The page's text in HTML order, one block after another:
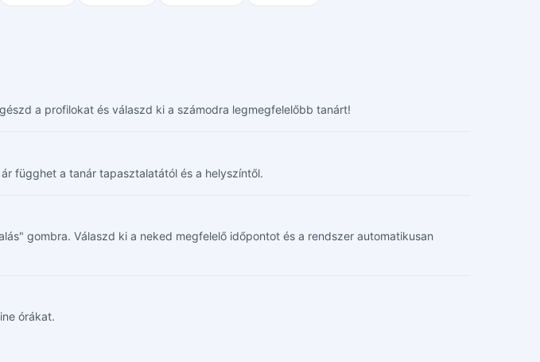
a profilokat és válaszd ki a számodra legmegfelelőbb tanárt!
függhet a tanár tapasztalatától és a helyszíntől.
gombra. Válaszd ki a neked megfelelő időpontot és a rendszer automatikusan
órákat.